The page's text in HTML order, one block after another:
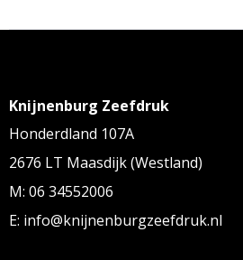
Knijnenburg Zeefdruk
Honderdland 107A
2676 LT Maasdijk (Westland)
M: 06 34552006
E: info@knijnenburgzeefdruk.nl